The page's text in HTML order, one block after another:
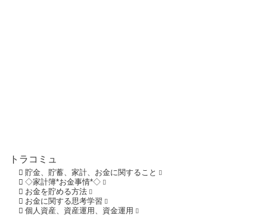
トラコミュ
貯金、貯蓄、家計、お金に関すること
◇家計簿*お金事情*◇
お金を貯める方法
お金に関する思考学習
個人資産、資産運用、資金運用